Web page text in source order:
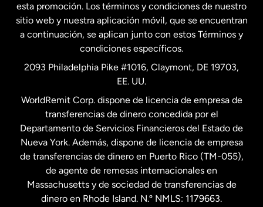
Nueva Zelanda
Países Bajos
Suecia
esta promoción. Los términos y condiciones de nuestro
sitio web y nuestra aplicación móvil, que se encuentran
a continuación, se aplican junto con estos Términos y
condiciones específicos.
2093 Philadelphia Pike #1016, Claymont, DE 19703,
EE. UU.
WorldRemit Corp. dispone de licencia de empresa de
transferencias de dinero concedida por el
Departamento de Servicios Financieros del Estado de
Nueva York. Además, dispone de licencia de empresa
de transferencias de dinero en Puerto Rico (TM-055),
de agente de remesas internacionales en
Massachusetts y de sociedad de transferencias de
dinero en Rhode Island. N.º NMLS: 1179663.